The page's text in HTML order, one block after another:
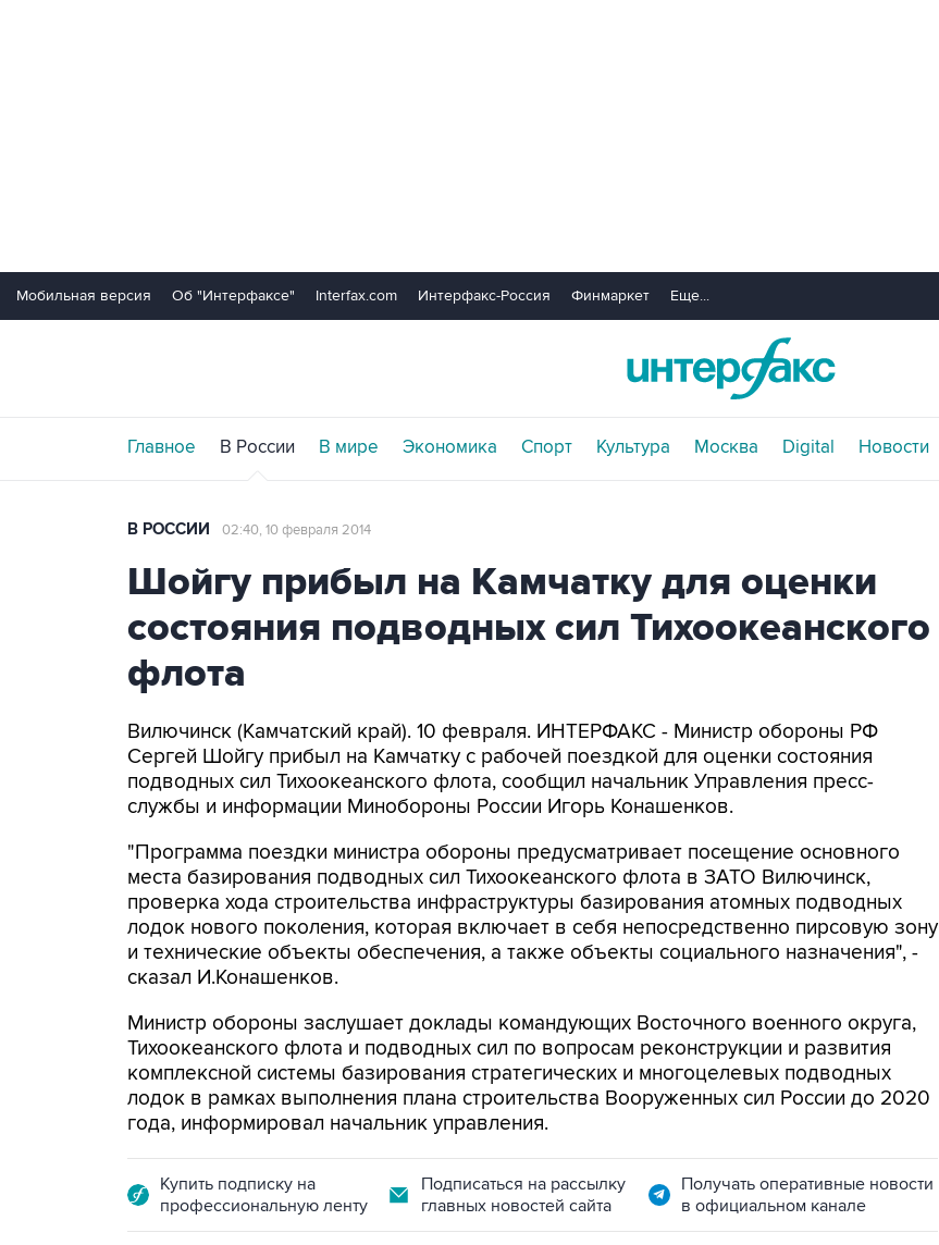
Мобильная версия Об "Интерфаксе" Interfax.com Интерфакс-Россия Финмаркет Еще...
Главное В России В мире Экономика Спорт Культура Москва Digital Новости
В РОССИИ 02:40, 10 февраля 2014
Шойгу прибыл на Камчатку для оценки
состояния подводных сил Тихоокеанского
флота
Вилючинск (Камчатский край). 10 февраля. ИНТЕРФАКС - Министр обороны РФ
Сергей Шойгу прибыл на Камчатку с рабочей поездкой для оценки состояния
подводных сил Тихоокеанского флота, сообщил начальник Управления пресс-
службы и информации Минобороны России Игорь Конашенков.
"Программа поездки министра обороны предусматривает посещение основного
места базирования подводных сил Тихоокеанского флота в ЗАТО Вилючинск,
проверка хода строительства инфраструктуры базирования атомных подводных
лодок нового поколения, которая включает в себя непосредственно пирсовую зону
и технические объекты обеспечения, а также объекты социального назначения", -
сказал И.Конашенков.
Министр обороны заслушает доклады командующих Восточного военного округа,
Тихоокеанского флота и подводных сил по вопросам реконструкции и развития
комплексной системы базирования стратегических и многоцелевых подводных
лодок в рамках выполнения плана строительства Вооруженных сил России до 2020
года, информировал начальник управления.
Купить подписку на
профессиональную ленту
Подписаться на рассылку
главных новостей сайта
Получать оперативные новости
в официальном канале